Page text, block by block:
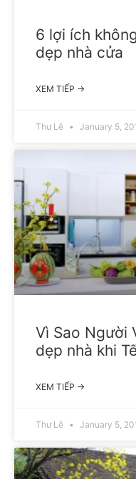
6 lợi ích
dẹp nhà cửa
XEM TIẾP →
Thư Lê January 5,
Vì Sao Người
dẹp nhà khi
XEM TIẾP →
Thư Lê January 5,